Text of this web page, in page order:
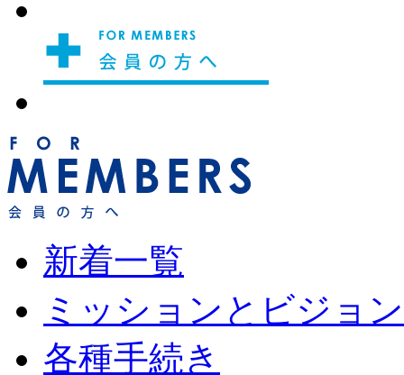
新着一覧
ミッションとビジョン
各種手続き